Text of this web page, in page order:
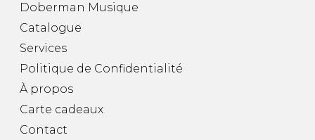
Doberman Musique
Catalogue
Services
Politique de Confidentialité
À propos
Carte cadeaux
Contact